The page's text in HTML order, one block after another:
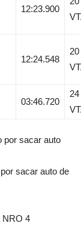
12:23.900
12:24.548
20
03:46.720
24
por sacar auto
sacar auto de
NRO 4